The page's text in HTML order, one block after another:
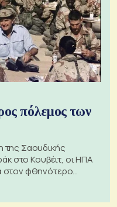
πόλεμος των
της Σαουδικής
στο Κουβέιτ, οι ΗΠΑ
στον φθηνότερο